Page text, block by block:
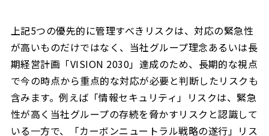
上記5つの優先的に管理すべきリスクは、対応の緊急性
が高いものだけではなく、当社グループ理念あるいは長
期経営計画「VISION 2030」達成のため、長期的な視点
で今の時点から重点的な対応が必要と判断したリスクも
含みます。例えば「情報セキュリティ」リスクは、緊急
性が高く当社グループの存続を脅かすリスクと認識して
いる一方で、「カーボンニュートラル戦略の遂行」リス